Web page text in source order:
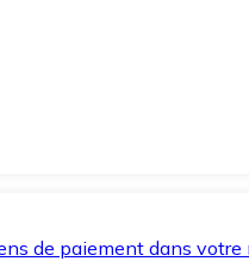
de paiement dans votre